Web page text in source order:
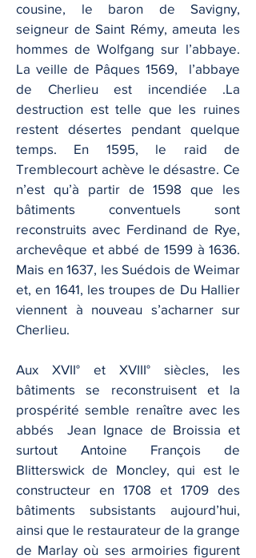
cousine, le baron de Savigny,
seigneur de Saint Rémy, ameuta les
hommes de Wolfgang sur l’abbaye.
La veille de Pâques 1569, l’abbaye
de Cherlieu est incendiée .La
destruction est telle que les ruines
restent désertes pendant quelque
temps. En 1595, le raid de
Tremblecourt achève le désastre. Ce
n’est qu’à partir de 1598 que les
bâtiments conventuels sont
reconstruits avec Ferdinand de Rye,
archevêque et abbé de 1599 à 1636.
Mais en 1637, les Suédois de Weimar
et, en 1641, les troupes de Du Hallier
viennent à nouveau s’acharner sur
Cherlieu.
Aux XVII° et XVIII° siècles, les
bâtiments se reconstruisent et la
prospérité semble renaître avec les
abbés Jean Ignace de Broissia et
surtout Antoine François de
Blitterswick de Moncley, qui est le
constructeur en 1708 et 1709 des
bâtiments subsistants aujourd’hui,
ainsi que le restaurateur de la grange
de Marlay où ses armoiries figurent